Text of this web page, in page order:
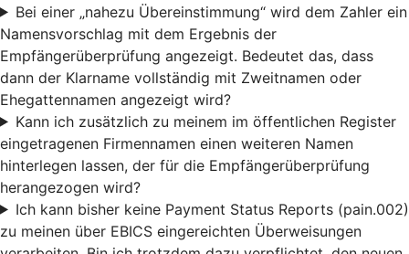
Bei einer „nahezu Übereinstimmung“ wird dem Zahler ein
Namensvorschlag mit dem Ergebnis der
Empfängerüberprüfung angezeigt. Bedeutet das, dass
dann der Klarname vollständig mit Zweitnamen oder
Ehegattennamen angezeigt wird?
Kann ich zusätzlich zu meinem im öffentlichen Register
eingetragenen Firmennamen einen weiteren Namen
hinterlegen lassen, der für die Empfängerüberprüfung
herangezogen wird?
Ich kann bisher keine Payment Status Reports (pain.002)
zu meinen über EBICS eingereichten Überweisungen